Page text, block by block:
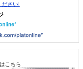
ださい!
こちら